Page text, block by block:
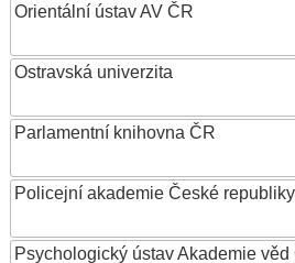
Orientální ústav AV ČR
Ostravská univerzita
Parlamentní knihovna ČR
Policejní akademie České
Psychologický ústav Akademie